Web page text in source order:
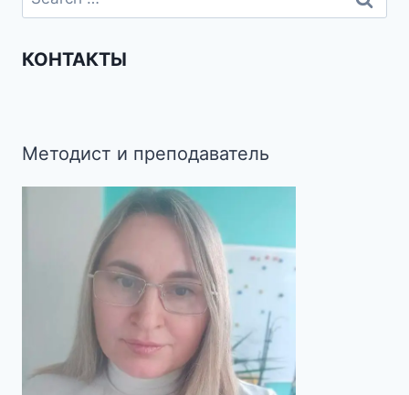
КОНТАКТЫ
Методист и преподаватель